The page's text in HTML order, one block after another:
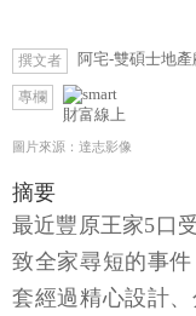
撰文者 阿宅-雙碩士地
專欄
財富線上
圖片來源：達志影像
摘要
最近豐原王家5口
致全家尋短的事
套經過精心設計